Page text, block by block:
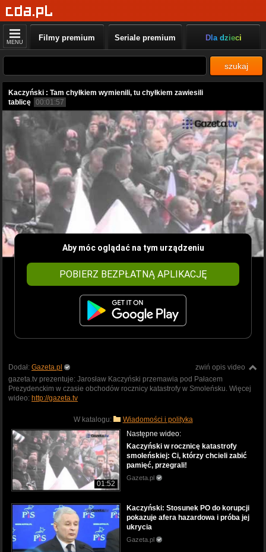
MENU Filmy premium Seriale premium Dla dzieci
szukaj
Kaczyński : Tam chyłkiem wymienili, tu chyłkiem zawiesili
tablicę 00:01:57
Aby móc oglądać na tym urządzeniu
POBIERZ BEZPŁATNĄ APLIKACJĘ
zwiń opis video
Dodał: Gazeta.pl
gazeta.tv prezentuje: Jarosław Kaczyński przemawia pod Pałacem
Prezydenckim w czasie obchodów rocznicy katastrofy w Smoleńsku. Więcej
wideo: http://gazeta.tv
W katalogu: Wiadomości i polityka
01:52
Następne wideo:
Kaczyński w rocznicę katastrofy
smoleńskiej: Ci, którzy chcieli zabić
pamięć, przegrali!
Gazeta.pl
Kaczyński: Stosunek PO do korupcji
pokazuje afera hazardowa i próba jej
ukrycia
Gazeta.pl